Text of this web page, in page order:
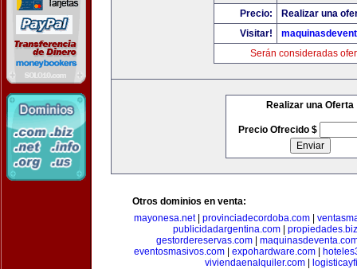
Precio:
Realizar una
Visitar!
Serán consideradas
Realizar una Oferta
Precio Ofrecido $
Otros dominios en venta:
mayonesa.net| provinciadecordoba.com
publicidadargentina.com| propiedades.biz
gestordereservas.com|
eventosmasivos.com
expohardware.com
viviendaenalquiler.com